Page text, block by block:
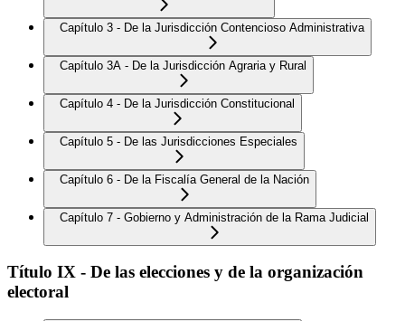
Capítulo 3 - De la Jurisdicción Contencioso Administrativa
Capítulo 3A - De la Jurisdicción Agraria y Rural
Capítulo 4 - De la Jurisdicción Constitucional
Capítulo 5 - De las Jurisdicciones Especiales
Capítulo 6 - De la Fiscalía General de la Nación
Capítulo 7 - Gobierno y Administración de la Rama Judicial
Título IX - De las elecciones y de la organización
electoral